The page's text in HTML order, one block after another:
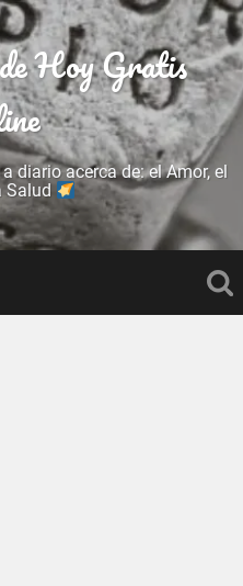
Hoy Gratis
diario acerca de: el Amor, el
Salud